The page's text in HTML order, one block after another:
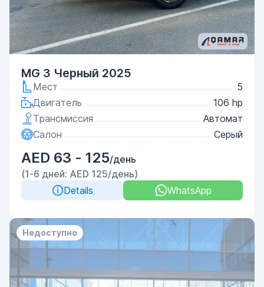
MG 3 Черный 2025
Мест
5
Двигатель
106 hp
Трансмиссия
Автомат
Салон
Серый
AED 63 - 125/день
(1-6 дней: AED 125/день)
Details
WhatsApp
Недоступно